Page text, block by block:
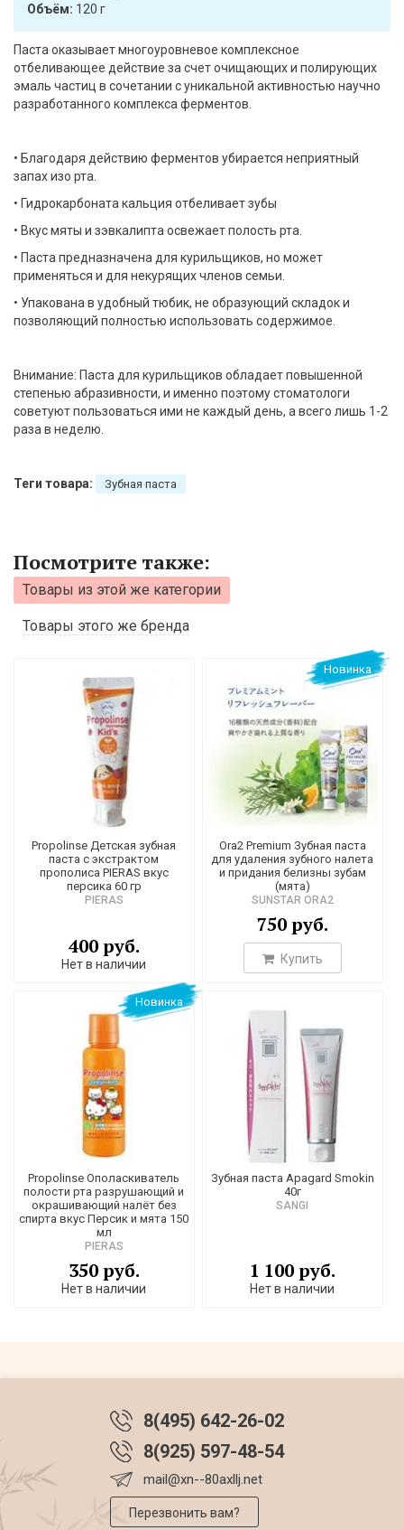
Объём: 120 г
Паста оказывает многоуровневое комплексное
отбеливающее действие за счет очищающих и полирующих
эмаль частиц в сочетании с уникальной активностью научно
разработанного комплекса ферментов.
• Благодаря действию ферментов убирается неприятный
запах изо рта.
• Гидрокарбоната кальция отбеливает зубы
• Вкус мяты и зэвкалипта освежает полость рта.
• Паста предназначена для курильщиков, но может
применяться и для некурящих членов семьи.
• Упакована в удобный тюбик, не образующий складок и
позволяющий полностью использовать содержимое.
Внимание: Паста для курильщиков обладает повышенной
степенью абразивности, и именно поэтому стоматологи
советуют пользоваться ими не каждый день, а всего лишь 1-2
раза в неделю.
Теги товара: Зубная паста
Посмотрите также:
Товары из этой же категории
Товары этого же бренда
Propolinse Детская зубная
паста с экстрактом
прополиса PIERAS вкус
персика 60 гр
PIERAS
400 руб.
Нет в наличии
Новинка
Ora2 Premium Зубная паста
для удаления зубного налета
и придания белизны зубам
(мята)
SUNSTAR ORA2
750 руб.
Купить
Новинка
Propolinse Ополаскиватель
полости рта разрушающий и
окрашивающий налёт без
спирта вкус Персик и мята 150
мл
PIERAS
350 руб.
Нет в наличии
Зубная паста Apagard Smokin
40г
SANGI
1 100 руб.
Нет в наличии
8(495) 642-26-02
8(925) 597-48-54
mail@xn--80axllj.net
Перезвонить вам?